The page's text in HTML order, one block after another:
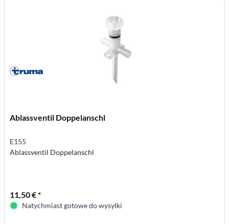
Ablassventil Doppelanschl
E155
Ablassventil Doppelanschl
11,50 € *
Natychmiast gotowe do wysyłki